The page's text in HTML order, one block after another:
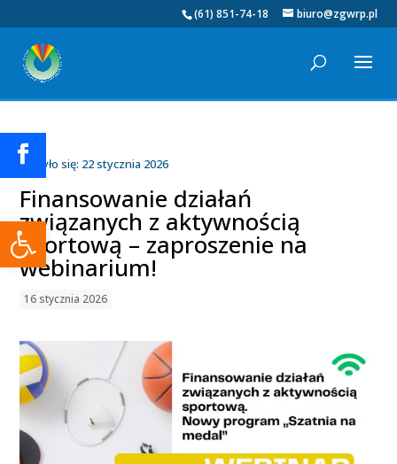
Otwórz pasek narzędzi
(61) 851-74-18 biuro@zgwrp.pl
Odbyło się: 22 stycznia 2026
Finansowanie działań
związanych z aktywnością
sportową – zaproszenie na
webinarium!
16 stycznia 2026